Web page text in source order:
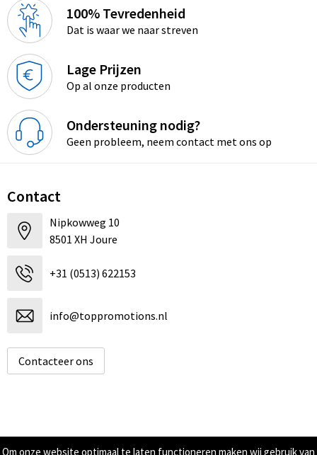
100% Tevredenheid
Dat is waar we naar streven
Lage Prijzen
Op al onze producten
Ondersteuning nodig?
Geen probleem, neem contact met ons op
Contact
Nipkowweg 10
8501 XH Joure
+31 (0513) 622153
info@toppromotions.nl
Contacteer ons
Informatie
Om onze website optimaal te laten functioneren maken wij gebruik van